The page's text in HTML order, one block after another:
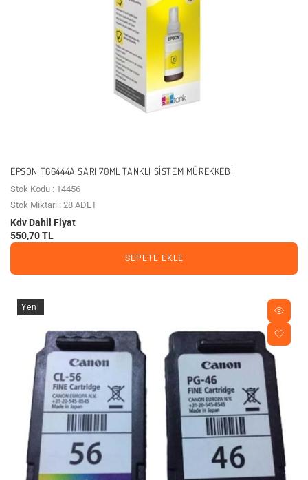
EPSON T66444A SARI 70ML TANKLI SISTEM MÜREKKEBI
Stok Kodu : 14456
Stok Miktarı : 28 ADET
Kdv Dahil Fiyat
550,70 TL
SEPETE EKLE
Yeni